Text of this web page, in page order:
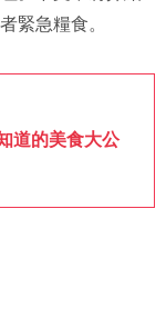
緊急糧食。
道的美食大公